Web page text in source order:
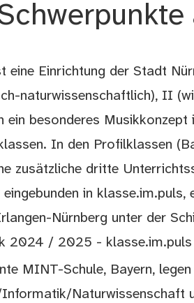
eine Einrichtung der Stadt
naturwissenschaftlich), II
ein besonderes
In den Profilklassen
zusätzliche dritte
eingebunden in
Nürnberg unter der
2024 / 2025 - klasse.im.puls
MINT-Schule, Bayern,
Naturwissenschaft